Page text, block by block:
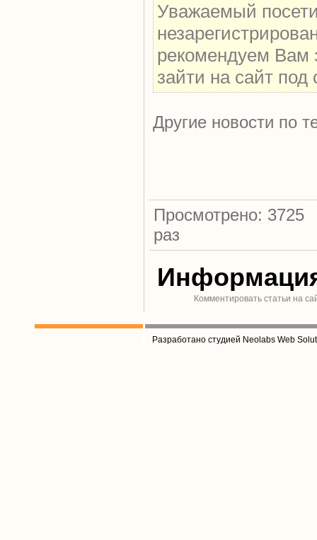
Уважаемый
рекомендуем Вам
зайти на сайт
Другие новости по
Просмотрено: 3725
раз
Комментировать статьи на
Разработано студией Neolabs Web